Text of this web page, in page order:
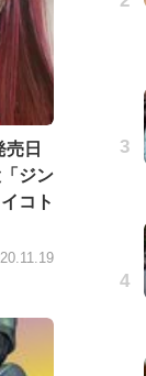
日
ジン
コト